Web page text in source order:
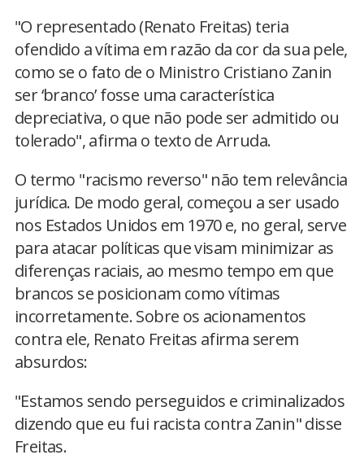
"O representado (Renato Freitas) teria
ofendido a vítima em razão da cor da sua pele,
como se o fato de o Ministro Cristiano Zanin
ser ‘branco’ fosse uma característica
depreciativa, o que não pode ser admitido ou
tolerado", afirma o texto de Arruda.
O termo "racismo reverso" não tem relevância
jurídica. De modo geral, começou a ser usado
nos Estados Unidos em 1970 e, no geral, serve
para atacar políticas que visam minimizar as
diferenças raciais, ao mesmo tempo em que
brancos se posicionam como vítimas
incorretamente. Sobre os acionamentos
contra ele, Renato Freitas afirma serem
absurdos:
"Estamos sendo perseguidos e criminalizados
dizendo que eu fui racista contra Zanin" disse
Freitas.